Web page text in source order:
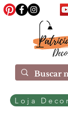
Loja